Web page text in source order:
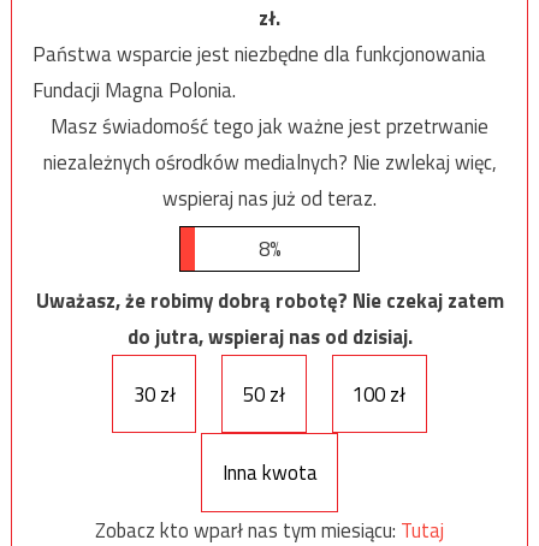
zł.
Państwa wsparcie jest niezbędne dla funkcjonowania
Fundacji Magna Polonia.
Masz świadomość tego jak ważne jest przetrwanie
niezależnych ośrodków medialnych? Nie zwlekaj więc,
wspieraj nas już od teraz.
8%
Uważasz, że robimy dobrą robotę? Nie czekaj zatem
do jutra, wspieraj nas od dzisiaj.
30 zł
50 zł 100 zł
Inna kwota
Zobacz kto wparł nas tym miesiącu: Tutaj